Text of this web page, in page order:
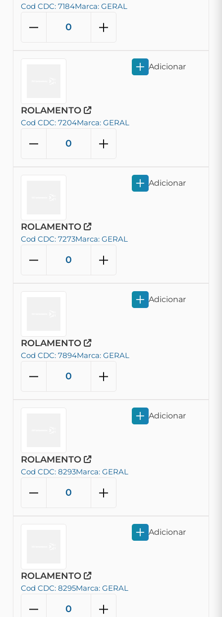
Cod CDC: 7184Marca: GERAL
ROLAMENTO
Cod CDC: 7204Marca: GERAL
Adicionar
ROLAMENTO
Cod CDC: 7273Marca: GERAL
Adicionar
ROLAMENTO
Cod CDC: 7894Marca: GERAL
Adicionar
ROLAMENTO
Cod CDC: 8293Marca: GERAL
Adicionar
ROLAMENTO
Cod CDC: 8295Marca: GERAL
Adicionar